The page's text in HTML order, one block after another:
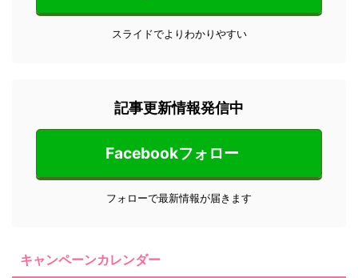
スライドでよりわかりやすい
記事更新情報発信中
Facebookフォロー
フォローで最新情報が届きます
キャンペーンカレンダー